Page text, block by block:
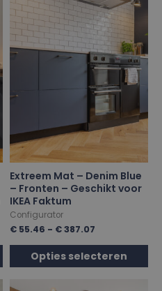
Extreem Mat – Denim Blue
– Fronten – Geschikt voor
IKEA Faktum
Configurator
€ 55.46 - €387.07
Opties selecteren